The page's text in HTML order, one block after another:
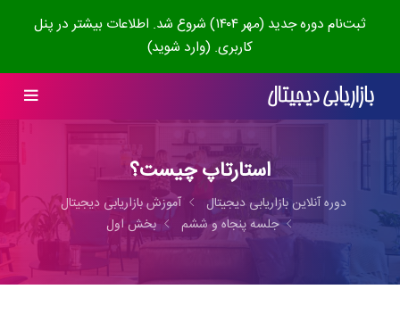
ثبت‌نام دوره جدید (مهر ۱۴۰۴) شروع شد. اطلاعات بیشتر در پنل
کاربری. (وارد شوید)
استارتاپ چیست؟
دوره آنلاین بازاریابی دیجیتال
آموزش بازاریابی دیجیتال
جلسه پنجاه و ششم
بخش اول